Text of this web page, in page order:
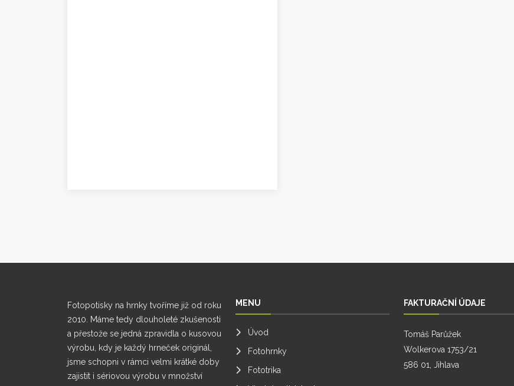
Fotopotisky na hrnky tvoříme již od roku
2010. Máme tedy dlouholeté zkušenosti
a přestože se jedná zpravidla o kusovou
výrobu, kdy je každý hrneček originál,
jsme schopni v rámci velmi krátké doby
zajistit i sériovou výrobu v množství
MENU
Úvod
Fotohrnky
Fototrika
FAKTURAČNÍ ÚDAJE
Tomáš Parůžek
Wolkerova 1753/21
586 01, Jihlava